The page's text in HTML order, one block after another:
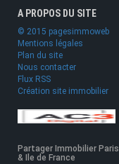
A PROPOS DU SITE
© 2015 pagesimmoweb
Mentions légales
Plan du site
Nous contacter
Flux RSS
Création site immobilier
Partager Immobilier Paris
& Ile de France